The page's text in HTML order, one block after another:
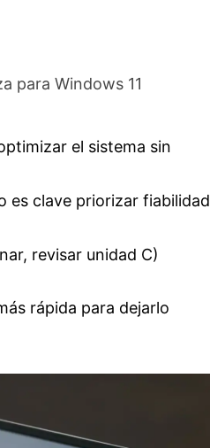
para Windows 11
el sistema sin
es clave priorizar fiabilidad
revisar unidad C)
rápida para dejarlo